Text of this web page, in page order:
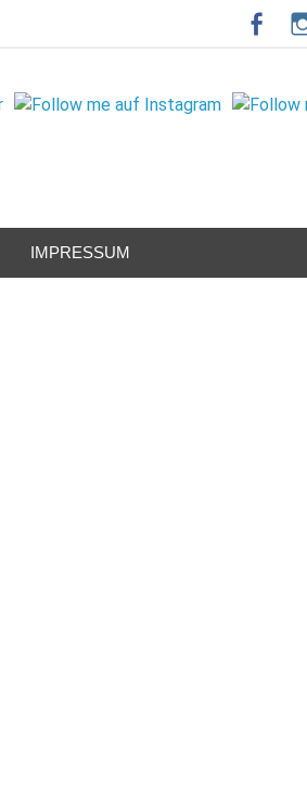
IMPRESSUM